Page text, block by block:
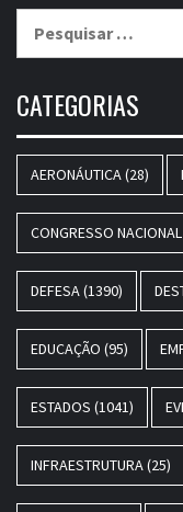
CATEGORIAS
AERONÁUTICA(28)
CONGRESSO NACIONAL
DEFESA(1390)
EDUCAÇÃO (95)
ESTADOS (1041)
INFRAESTRUTURA(25)